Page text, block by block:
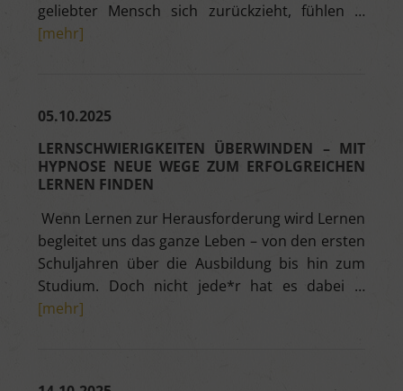
geliebter Mensch sich zurückzieht, fühlen …
[mehr]
05.10.2025
LERNSCHWIERIGKEITEN ÜBERWINDEN – MIT
HYPNOSE NEUE WEGE ZUM ERFOLGREICHEN
LERNEN FINDEN
Wenn Lernen zur Herausforderung wird Lernen
begleitet uns das ganze Leben – von den ersten
Schuljahren über die Ausbildung bis hin zum
Studium. Doch nicht jede*r hat es dabei …
[mehr]